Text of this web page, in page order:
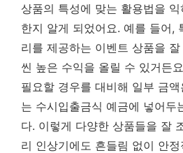
상품의 특성에 맞는 활용법을
한지 알게 되었어요. 예를 들어,
리를 제공하는 이벤트 상품을
씬 높은 수익을 올릴 수 있거든
필요할 경우를 대비해 일부 금
는 수시입출금식 예금에 넣어두
다. 이렇게 다양한 상품들을 잘
리 인상기에도 흔들림 없이 안